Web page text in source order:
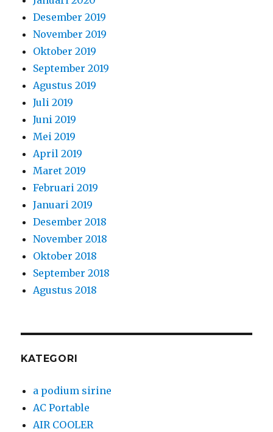
Desember 2019
November 2019
Oktober 2019
September 2019
Agustus 2019
Juli 2019
Juni 2019
Mei 2019
April 2019
Maret 2019
Februari 2019
Januari 2019
Desember 2018
November 2018
Oktober 2018
September 2018
Agustus 2018
KATEGORI
a podium sirine
AC Portable
AIR COOLER